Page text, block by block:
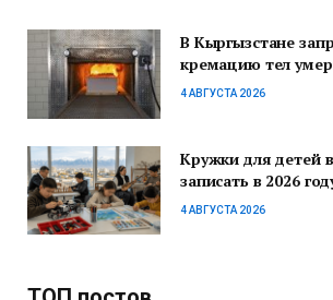
В Кыргызстане
кремацию тел
4 АВГУСТА 2026
Кружки для детей
записать в 2026
4 АВГУСТА 2026